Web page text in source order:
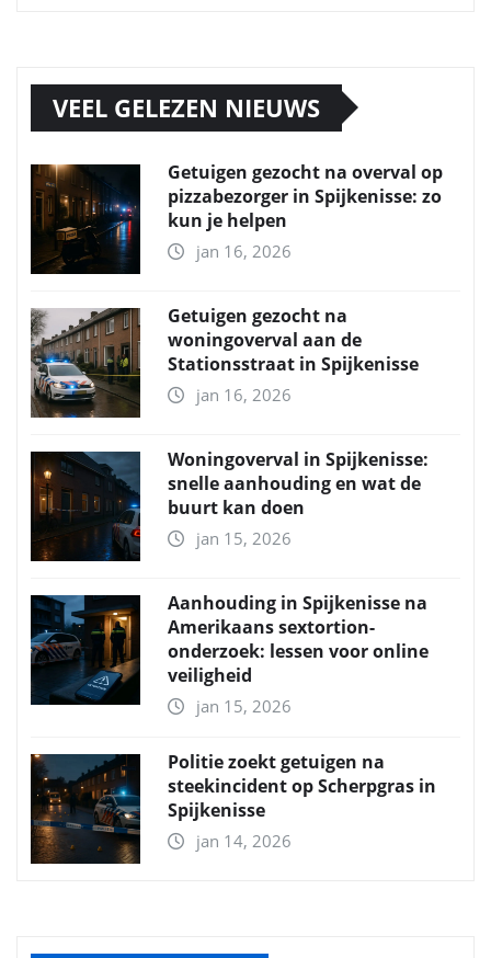
VEEL GELEZEN NIEUWS
Getuigen gezocht na overval op
pizzabezorger in Spijkenisse: zo
kun je helpen
jan 16, 2026
Getuigen gezocht na
woningoverval aan de
Stationsstraat in Spijkenisse
jan 16, 2026
Woningoverval in Spijkenisse:
snelle aanhouding en wat de
buurt kan doen
jan 15, 2026
Aanhouding in Spijkenisse na
Amerikaans sextortion-
onderzoek: lessen voor online
veiligheid
jan 15, 2026
Politie zoekt getuigen na
steekincident op Scherpgras in
Spijkenisse
jan 14, 2026